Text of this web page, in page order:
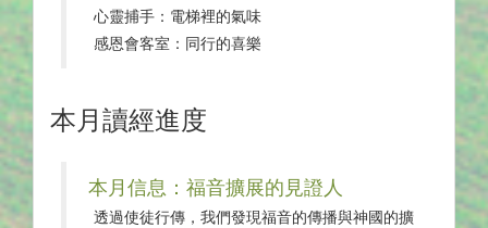
心靈捕手：電梯裡的氣味
感恩會客室：同行的喜樂
本月讀經進度
本月信息：福音擴展的見證人
透過使徒行傳，我們發現福音的傳播與神國的擴